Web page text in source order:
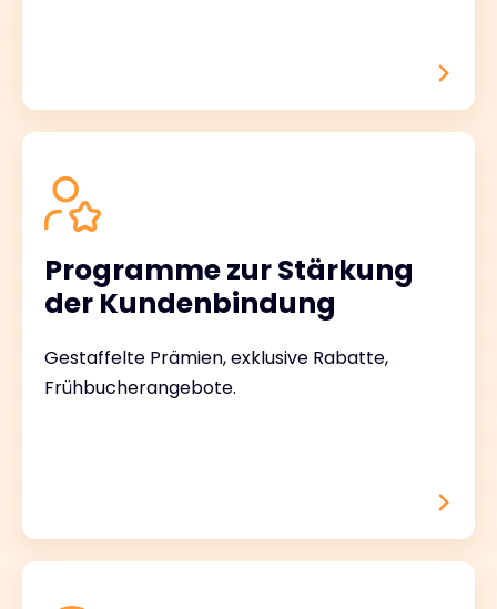
Programme zur Stärkung
der Kundenbindung
Gestaffelte Prämien, exklusive Rabatte,
Frühbucherangebote.